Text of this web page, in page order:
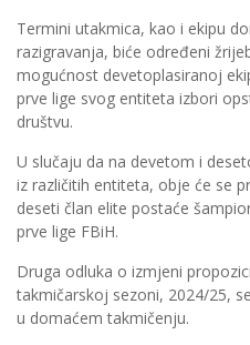
Termini utakmica, kao i ekipu
razigravanja, biće određeni
mogućnost devetoplasiranoj
prve lige svog entiteta izbori
društvu.
U slučaju da na devetom i
iz različitih entiteta, obje će se
deseti član elite postaće
prve lige FBiH.
Druga odluka o izmjeni
takmičarskoj sezoni, 2024/25,
u domaćem takmičenju.